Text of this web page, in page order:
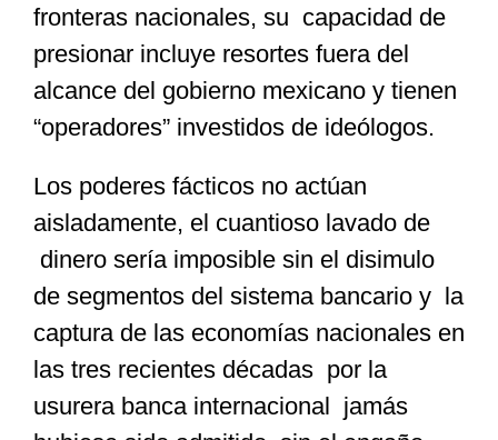
fronteras nacionales, su capacidad de
presionar incluye resortes fuera del
alcance del gobierno mexicano y tienen
“operadores” investidos de ideólogos.
Los poderes fácticos no actúan
aisladamente, el cuantioso lavado de
dinero sería imposible sin el disimulo
de segmentos del sistema bancario y la
captura de las economías nacionales en
las tres recientes décadas por la
usurera banca internacional jamás